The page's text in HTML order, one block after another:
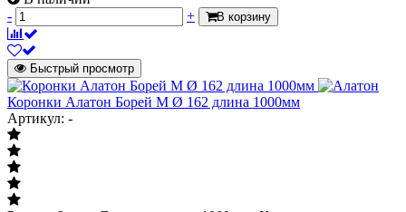
-
+ В корзину
Быстрый просмотр
Коронки Алатон Борей М Ø 162 длина 1000мм
Артикул: -